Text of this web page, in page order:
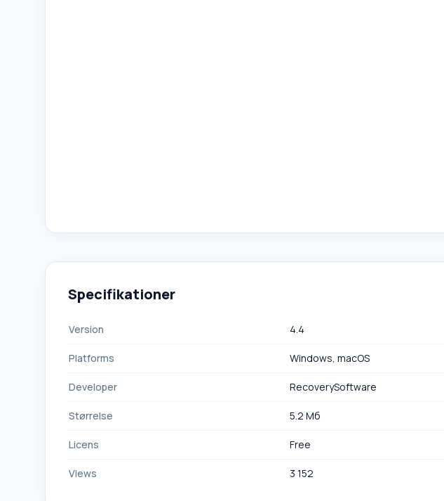
Specifikationer
Version 4.4
Platforms Windows, macOS
Developer RecoverySoftware
Størrelse 5.2 Мб
Licens Free
Views 3 152